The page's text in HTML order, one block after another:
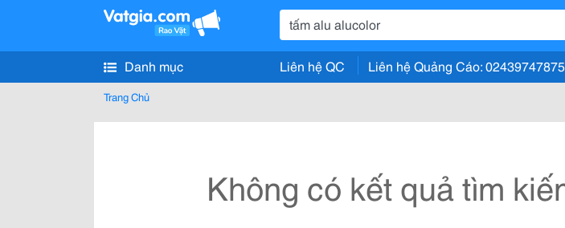
Danh mục Liên hệ QC Liên hệ Quảng Cáo: 02439747875
Trang Chủ
Không có kết quả tìm